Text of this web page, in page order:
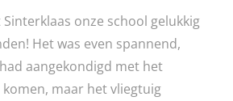
onze school gelukkig
Het was even spannend,
aangekondigd met het
maar het vliegtuig